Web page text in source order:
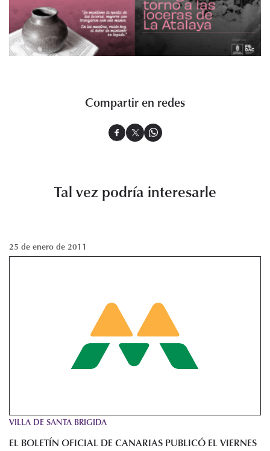
Compartir en redes
Tal vez podría interesarle
25 de enero de 2011
VILLA DE SANTA BRIGIDA
EL BOLETÍN OFICIAL DE CANARIAS PUBLICÓ EL VIERNES